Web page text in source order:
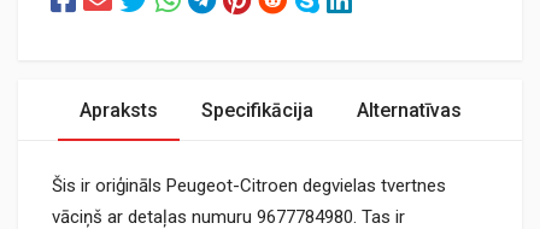
Apraksts Specifikācija Alternatīvas
Šis ir oriģināls Peugeot-Citroen degvielas tvertnes
vāciņš ar detaļas numuru 9677784980. Tas ir